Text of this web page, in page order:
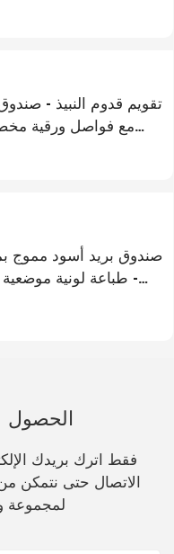
تقويم قدوم النبيذ -
مع فواصل ورقية
صندوق بريد أسود
- طباعة لونية
الحصول
فقط اترك بريدك
الاتصال حتى نتمكن
لمجموعة